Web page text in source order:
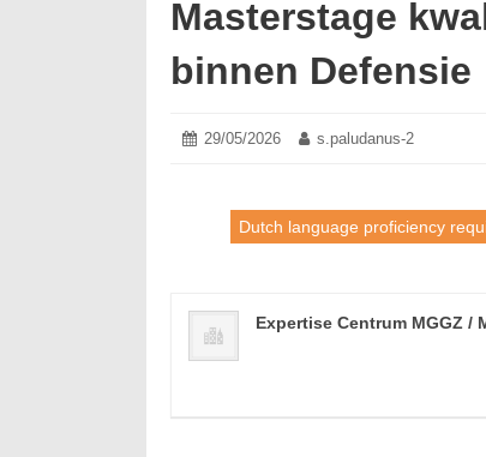
Masterstage
binnen Defensie
Posted
29/05/2026 01/06/2026
Author:
s.paludanus-2
Dutch language proficiency
Expertise Centrum MGGZ /